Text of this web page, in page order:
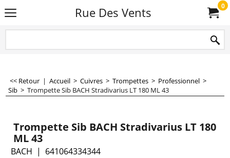
Rue Des Vents 0
<< Retour | Accueil > Cuivres > Trompettes > Professionnel >
Sib > Trompette Sib BACH Stradivarius LT 180 ML 43
Trompette Sib BACH Stradivarius LT 180
ML 43
BACH 641064334344